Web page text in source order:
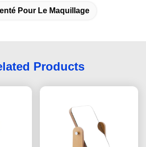
Pour Le Maquillage
Products